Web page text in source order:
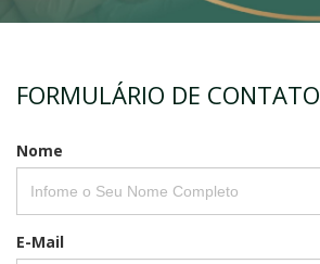
FORMULÁRIO DE CONTATO
Nome
E-Mail